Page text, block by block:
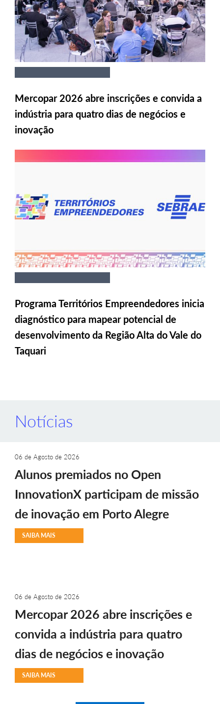
Mercopar 2026 abre inscrições e convida a
indústria para quatro dias de negócios e
inovação
Programa Territórios Empreendedores inicia
diagnóstico para mapear potencial de
desenvolvimento da Região Alta do Vale do
Taquari
Notícias
06 de Agosto de 2026
Alunos premiados no Open
InnovationX participam de missão
de inovação em Porto Alegre
SAIBA MAIS
06 de Agosto de 2026
Mercopar 2026 abre inscrições e
convida a indústria para quatro
dias de negócios e inovação
SAIBA MAIS